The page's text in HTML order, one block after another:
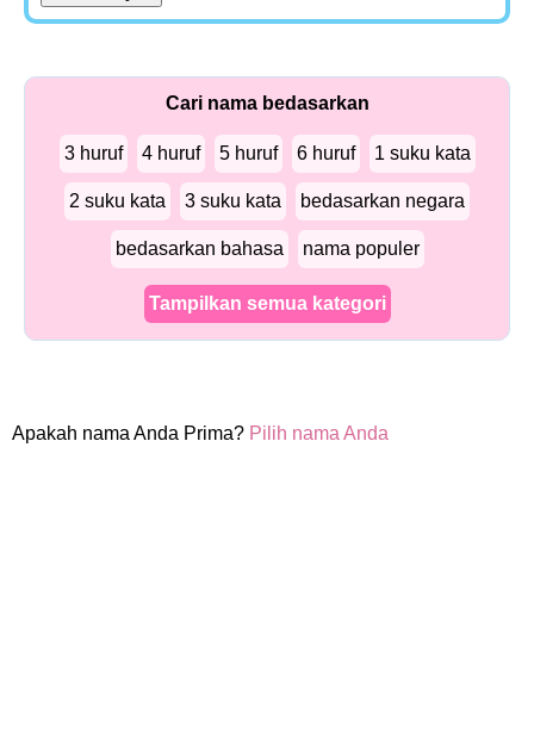
Cari nama bedasarkan
3 huruf 4 huruf 5 huruf 6 huruf 1 suku kata
2 suku kata 3 suku kata bedasarkan negara
bedasarkan bahasa nama populer
Tampilkan semua kategori
Apakah nama Anda Prima? Pilih nama Anda